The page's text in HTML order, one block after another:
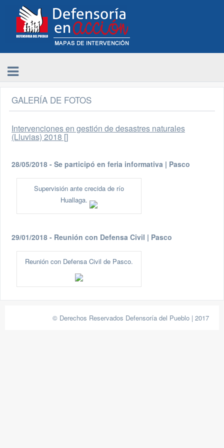
GALERÍA DE FOTOS
Intervenciones en gestión de desastres naturales
(Lluvias) 2018 []
28/05/2018 - Se participó en feria informativa | Pasco
Supervisión ante crecida de río
Huallaga.
29/01/2018 - Reunión con Defensa Civil | Pasco
Reunión con Defensa Civil de Pasco.
© Derechos Reservados Defensoría del Pueblo | 2017